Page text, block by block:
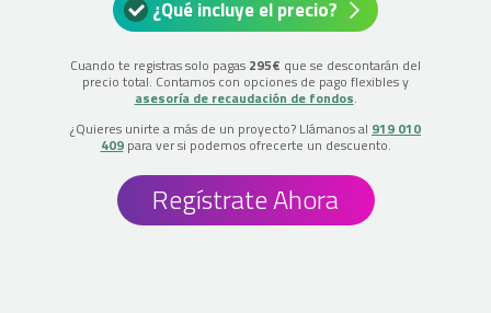
¿Qué incluye el precio?
Cuando te registras solo pagas 295€ que se descontarán del
precio total. Contamos con opciones de pago flexibles y
asesoría de recaudación de fondos.
¿Quieres unirte a más de un proyecto? Llámanos al 919 010
409para ver si podemos ofrecerte un descuento.
Regístrate Ahora